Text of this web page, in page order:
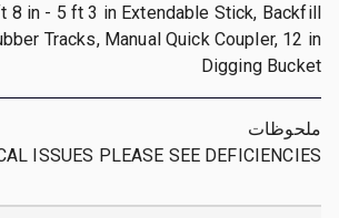
8 in - 5 ft 3 in Extendable Stick, Backfill
Tracks, Manual Quick Coupler, 12 in
Digging Bucket
ملحوظات
ISSUES PLEASE SEE DEFICIENCIES ;